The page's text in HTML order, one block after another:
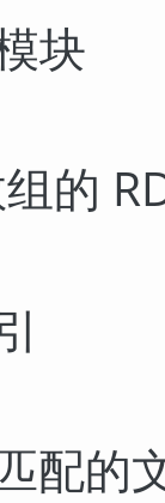
块
的
配的